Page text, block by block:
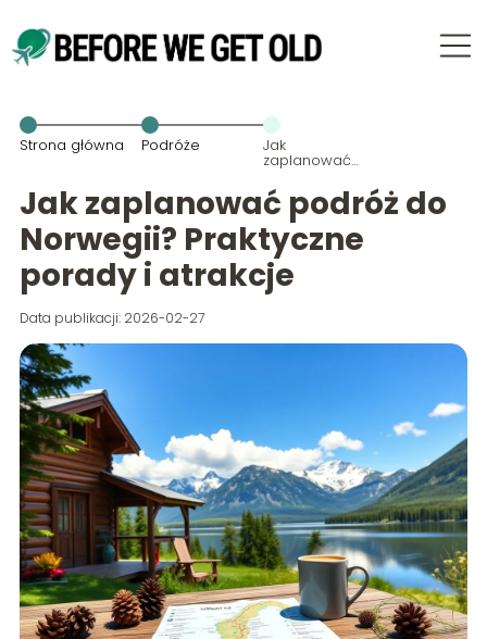
Strona główna Podróże Jak
zaplanować
podróż do
Norwegii?
Praktyczne
porady i
atrakcje
Jak zaplanować podróż do
Norwegii? Praktyczne
porady i atrakcje
Data publikacji: 2026-02-27